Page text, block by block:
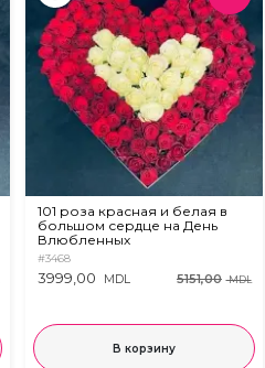
101 роза красная и белая в
большом сердце на День
Влюбленных
#3468
3999,00 MDL 5151,00 MDL
В корзину